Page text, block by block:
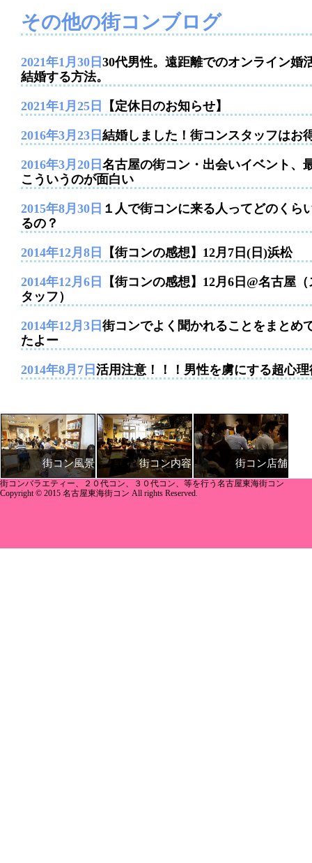
その他の街コンブログ
2021年1月30日 30代男性。遠距離でのオンライン婚
結婚する方法。
2021年1月25日 【定休日のお知らせ】
2016年3月23日 結婚しました！街コンスタッフはお
2016年3月20日 名古屋の街コン・出会いイベント、
こういうのが面白い
2015年8月30日 １人で街コンに来る人ってどのくら
るの？
2014年12月8日 【街コンの感想】12月7日(日)浜松
2014年12月6日
【街コンの感想】12月6日@名古屋（
タッフ）
2014年12月3日 街コンでよく聞かれることをまとめ
たよー
2014年8月7日 活用注意！！！男性を虜にする超心理
街コン風景 街コン内容 街コン店舗
街コンバラエティー、２０代コン、３０代コン、等を行う名古屋東海街コン
Copyright © 2015 名古屋東海街コン All rights Reserved.